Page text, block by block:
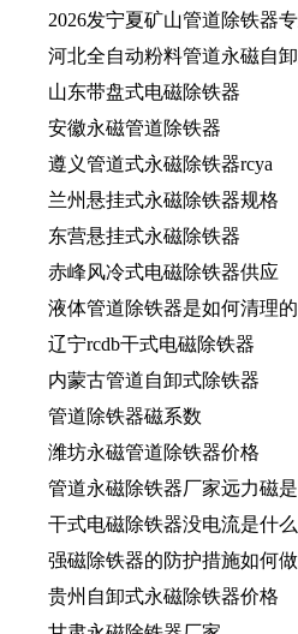
山东带盘式电磁除铁器
安徽永磁管道除铁器
遵义管道式永磁除铁器rcya
兰州悬挂式永磁除铁器规格
东营悬挂式永磁除铁器
赤峰风冷式电磁除铁器供应
液体管道除铁器是如何清理的
辽宁rcdb干式电磁除铁器
内蒙古管道自卸式除铁器
管道除铁器磁系数
潍坊永磁管道除铁器价格
贵州自卸式永磁除铁器价格